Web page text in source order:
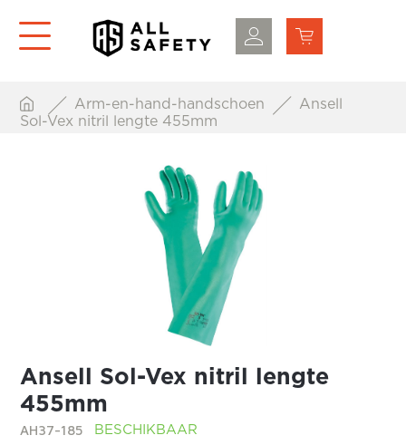
Arm-en-hand-handschoen
Ansell
Sol-Vex nitril lengte 455mm
Ansell Sol-Vex nitril lengte
455mm
AH37-185 BESCHIKBAAR